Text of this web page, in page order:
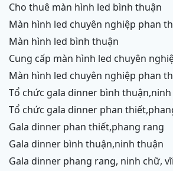
cho thuê màn hình led bình thuận
màn hình led chuyên nghiệp phan
màn hình led bình thuận
cung cấp màn hình led chuyên nghiệp phan thiết bình
thuận
màn hình led chuyên nghiệp phan
tổ chức gala dinner bình thuận,ninh thuận,ninh
chữ,vĩnh hy,cam ranh
tổ chức gala dinner phan thiết,phang rang,ninh
chữ,vĩnh hy,cam ranh
gala dinner phan thiết,phang rang
gala dinner bình thuận,ninh thuận
gala dinner phang rang, ninh chữ,